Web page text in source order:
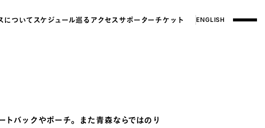
について スケジュール巡る アクセス サポーターチケット ENGLISH
バックやポーチ。また青森ならではのり